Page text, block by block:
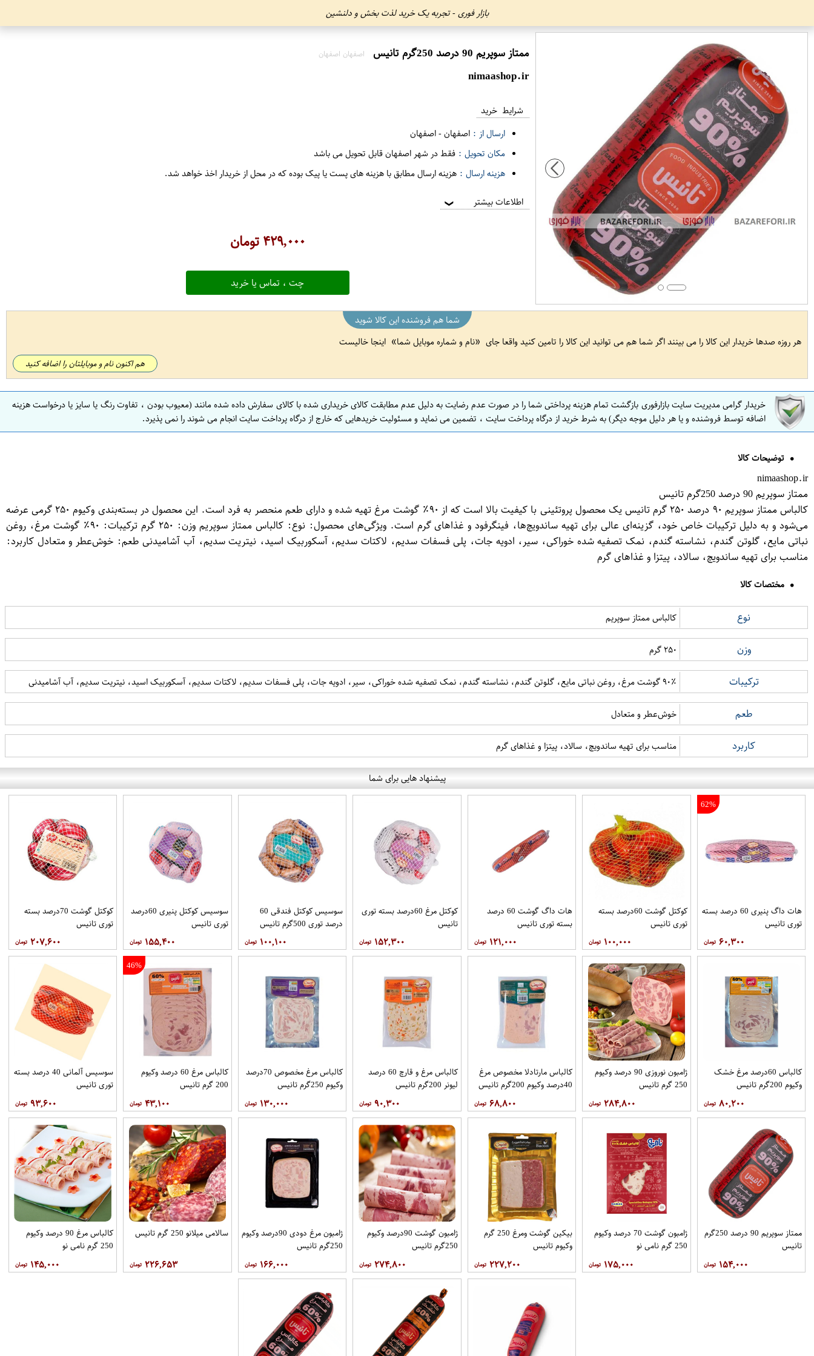
بازار فوری - تجربه یک خرید لذت بخش و دلنشین
ممتاز سوپریم 90 درصد 250گرم تانیس اصفهان اصفهان
nimaashop.ir
شرایط خرید
ارسال از : اصفهان-اصفهان
مکان تحویل : فقط در شهر اصفهان قابل تحویل می باشد
هزینه ارسال : هزینه ارسال مطابق با هزینه های پست یا پیک بوده که در محل از خریدار اخذ خواهد شد.
اطلاعات بیشتر ❯
۴۲۹,۰۰۰تومان
چت ، تماس یا خرید
شما هم فروشنده این کالا شوید
هر روزه صدها خریدار این کالا را می بینند اگر شما هم می توانید این کالا را تامین کنید واقعا جای
نام و شماره موبایل شما اینجا خالیست
هم اکنون نام و موبایلتان را اضافه کنید
خریدار گرامی مدیریت سایت بازارفوری بازگشت تمام هزینه پرداختی شما را در صورت عدم رضایت به دلیل عدم مطابقت کالای خریداری شده با کالای سفارش داده شده مانند (معیوب بودن ، تفاوت رنگ یا سایز یا درخواست هزینه
اضافه توسط فروشنده و یا هر دلیل موجه دیگر) به شرط خرید از درگاه پرداخت سایت ، تضمین می نماید و مسئولیت خریدهایی که خارج از درگاه پرداخت سایت انجام می شوند را نمی پذیرد.
توضیحات کالا
nimaashop.ir
ممتاز سوپریم 90 درصد 250گرم تانیس
کالباس ممتاز سوپریم ۹۰ درصد ۲۵۰ گرم تانیس یک محصول پروتئینی با کیفیت بالا است که از ۹۰٪ گوشت مرغ تهیه شده و دارای طعم منحصر به فرد است. این محصول در بسته‌بندی وکیوم ۲۵۰ گرمی عرضه
می‌شود و به دلیل ترکیبات خاص خود، گزینه‌ای عالی برای تهیه ساندویچ‌ها، فینگرفود و غذاهای گرم است. ویژگی‌های محصول: نوع: کالباس ممتاز سوپریم وزن: ۲۵۰ گرم ترکیبات: ۹۰٪ گوشت مرغ، روغن
نباتی مایع، گلوتن گندم، نشاسته گندم، نمک تصفیه شده خوراکی، سیر، ادویه جات، پلی فسفات سدیم، لاکتات سدیم، آسکوربیک اسید، نیتریت سدیم، آب آشامیدنی طعم: خوش‌عطر و متعادل کاربرد:
مناسب برای تهیه ساندویچ، سالاد، پیتزا و غذاهای گرم
مختصات کالا
نوع کالباس ممتاز سوپریم
وزن ۲۵۰ گرم
ترکیبات ۹۰٪ گوشت مرغ، روغن نباتی مایع، گلوتن گندم، نشاسته گندم، نمک تصفیه شده خوراکی، سیر، ادویه جات، پلی فسفات سدیم، لاکتات سدیم، آسکوربیک اسید، نیتریت سدیم، آب آشامیدنی
طعم خوش‌عطر و متعادل
کاربرد مناسب برای تهیه ساندویچ، سالاد، پیتزا و غذاهای گرم
پیشنهاد هایی برای شما
62%
هات داگ پنیری 60 درصد بسته
توری تانیس
۶۰,۳۰۰
کوکتل گوشت 60درصد بسته
توری تانیس
۱۰۰,۰۰۰
هات داگ گوشت 60 درصد
بسته توری تانیس
۱۲۱,۰۰۰
کوکتل مرغ 60درصد بسته توری
تانیس
۱۵۲,۳۰۰
سوسیس کوکتل فندقی 60
درصد توری 500گرم تانیس
۱۰۰,۱۰۰
سوسیس کوکتل پنیری 60درصد
توری تانیس
۱۵۵,۴۰۰
کوکتل گوشت 70درصد بسته
توری تانیس
۲۰۷,۶۰۰
کالباس 60درصد مرغ خشک
وکیوم 200گرم تانیس
۸۰,۲۰۰
ژامبون نوروزی 90 درصد وکیوم
250 گرم تانیس
۲۸۴,۸۰۰
کالباس مارتادلا مخصوص مرغ
40درصد وکیوم 200گرم تانیس
۶۸,۸۰۰
کالباس مرغ و قارچ 60 درصد
لیونر 200گرم تانیس
۹۰,۳۰۰
کالباس مرغ مخصوص 70درصد
وکیوم 250گرم تانیس
۱۳۰,۰۰۰
46%
کالباس مرغ 60 درصد وکیوم
200 گرم تانیس
۴۳,۱۰۰
سوسیس آلمانی 40 درصد بسته
توری تانیس
۹۳,۶۰۰
ممتاز سوپریم 90 درصد 250گرم
تانیس
۱۵۴,۰۰۰
ژامبون گوشت 70 درصد وکیوم
250 گرم نامی نو
۱۷۵,۰۰۰
بیکین گوشت ومرغ 250 گرم
وکیوم تانیس
۲۲۷,۲۰۰
ژامبون گوشت 90درصد وکیوم
250گرم تانیس
۲۷۴,۸۰۰
ژامبون مرغ دودی 90درصد وکیوم
250گرم تانیس
۱۶۶,۰۰۰
سالامی میلانو 250 گرم تانیس
۲۲۶,۶۵۳
کالباس مرغ 90 درصد وکیوم
250 گرم نامی نو
۱۴۵,۰۰۰